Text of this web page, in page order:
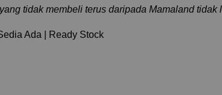
tidak membeli terus daripada Mamaland
Ada | Ready Stock